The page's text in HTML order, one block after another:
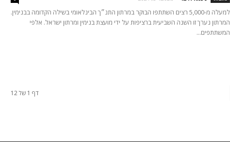
למעלה מ-5,000 רצים השתתפו הבוקר במרתון התנ״ך הבינלאומי בשילה הקדומה בבנימין.
המרתון נערך זו השנה השביעית ברציפות על ידי מועצת בנימין ומרתון ישראל. אלפי
המשתתפים...
דף 1 של 12